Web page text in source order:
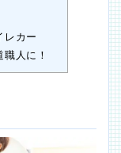
レカー
人に！